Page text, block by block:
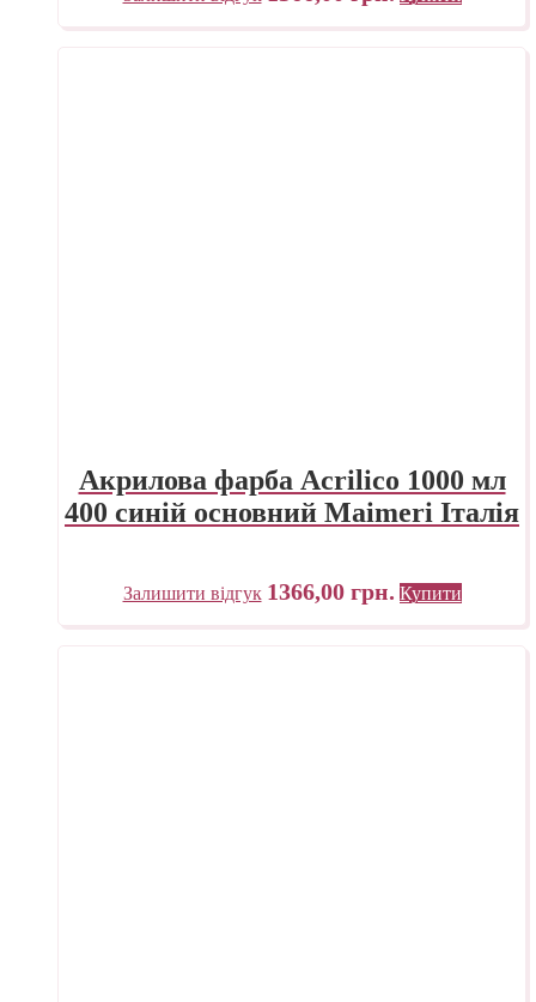
Акрилова фарба Acrilico 1000 мл
400 синій основний Maimeri Італія
Залишити відгук 1366,00 грн. Купити